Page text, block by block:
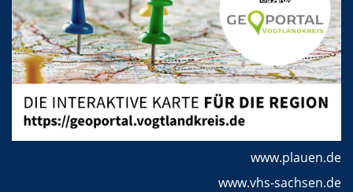
www.plauen.de
www.vhs-sachsen.de